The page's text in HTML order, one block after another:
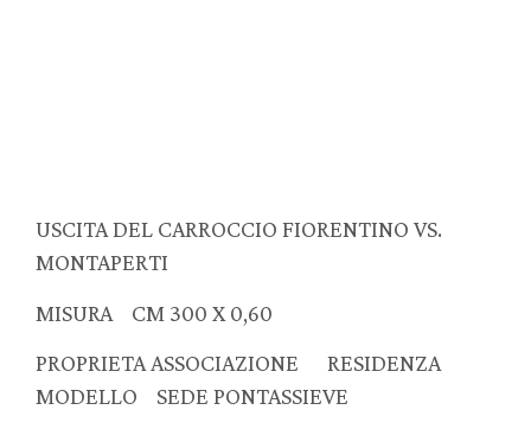
USCITA DEL CARROCCIO FIORENTINO VS.
MONTAPERTI
MISURA CM 300 X 0,60
PROPRIETA ASSOCIAZIONE RESIDENZA
MODELLO SEDE PONTASSIEVE